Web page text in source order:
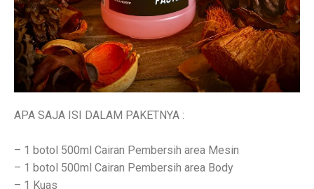
APA SAJA ISI DALAM PAKETNYA :
– 1 botol 500ml Cairan Pembersih area Mesin
– 1 botol 500ml Cairan Pembersih area Body
– 1 Kuas